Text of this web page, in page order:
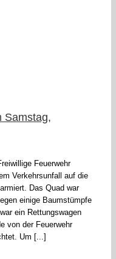
Samstag,
Feuerwehr
Verkehrsunfall auf die
Das Quad war
einige Baumstümpfe
ein Rettungswagen
von der Feuerwehr
Um [...]